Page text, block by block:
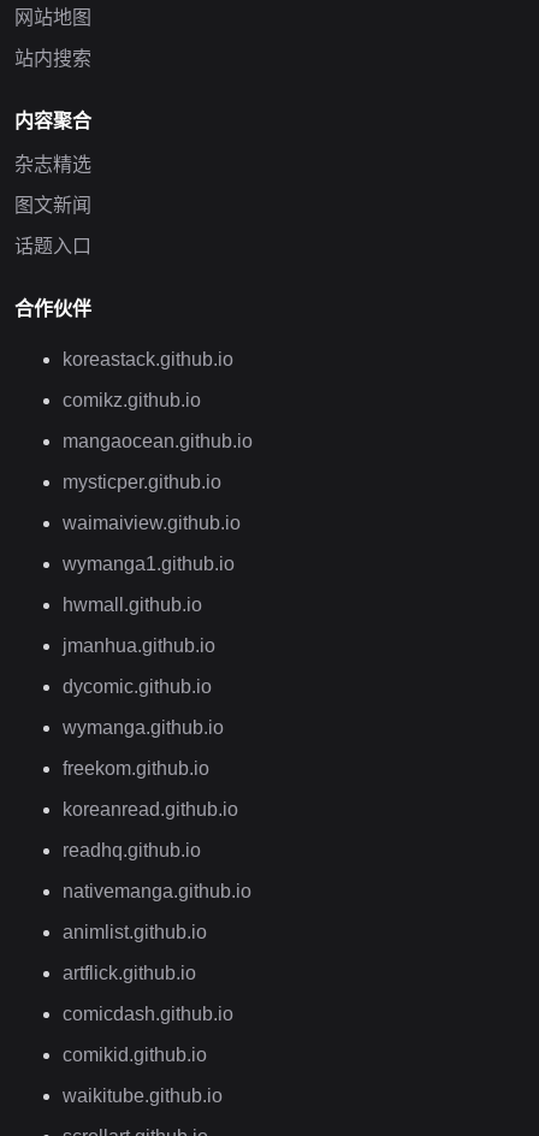
网站地图
站内搜索
内容聚合
杂志精选
图文新闻
话题入口
合作伙伴
koreastack.github.io
comikz.github.io
mangaocean.github.io
mysticper.github.io
waimaiview.github.io
wymanga1.github.io
hwmall.github.io
jmanhua.github.io
dycomic.github.io
wymanga.github.io
freekom.github.io
koreanread.github.io
readhq.github.io
nativemanga.github.io
animlist.github.io
artflick.github.io
comicdash.github.io
comikid.github.io
waikitube.github.io